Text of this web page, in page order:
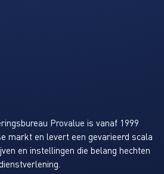
Provalue is vanaf 1999
markt en levert een gevarieerd scala
en instellingen die belang hechten